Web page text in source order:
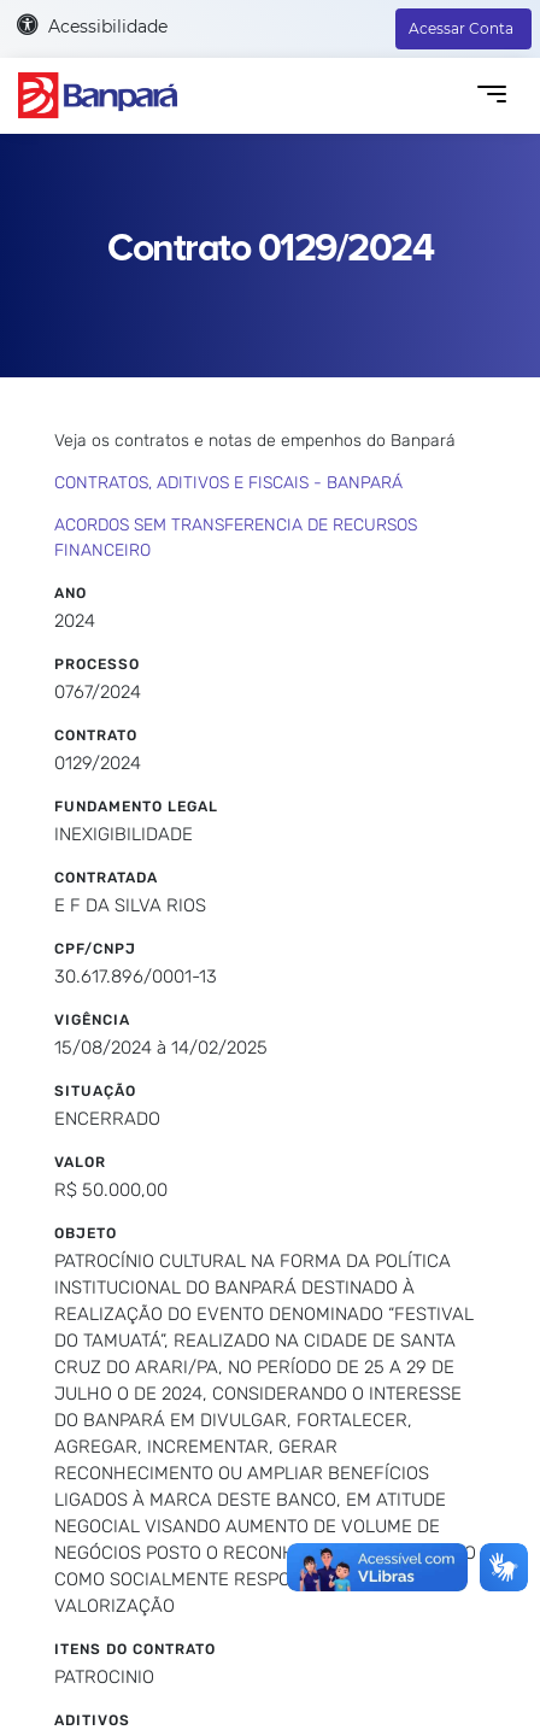
Acessibilidade Acessar Conta
Contrato 0129/2024
Veja os contratos e notas de empenhos do Banpará
CONTRATOS, ADITIVOS E FISCAIS - BANPARÁ
ACORDOS SEM TRANSFERENCIA DE RECURSOS
FINANCEIRO
ANO
2024
PROCESSO
0767/2024
CONTRATO
0129/2024
FUNDAMENTO LEGAL
INEXIGIBILIDADE
CONTRATADA
E F DA SILVA RIOS
CPF/CNPJ
30.617.896/0001-13
VIGÊNCIA
15/08/2024 à 14/02/2025
SITUAÇÃO
ENCERRADO
VALOR
R$ 50.000,00
OBJETO
PATROCÍNIO CULTURAL NA FORMA DA POLÍTICA
INSTITUCIONAL DO BANPARÁ DESTINADO À
REALIZAÇÃO DO EVENTO DENOMINADO “FESTIVAL
DO TAMUATÁ”, REALIZADO NA CIDADE DE SANTA
CRUZ DO ARARI/PA, NO PERÍODO DE 25 A 29 DE
JULHO O DE 2024, CONSIDERANDO O INTERESSE
DO BANPARÁ EM DIVULGAR, FORTALECER,
AGREGAR, INCREMENTAR, GERAR
RECONHECIMENTO OU AMPLIAR BENEFÍCIOS
LIGADOS À MARCA DESTE BANCO, EM ATITUDE
NEGOCIAL VISANDO AUMENTO DE VOLUME DE
NEGÓCIOS POSTO O RECONHECIMENTO DO BANCO
COMO SOCIALMENTE RESPONSÁVEL NA
VALORIZAÇÃO
ITENS DO CONTRATO
PATROCINIO
ADITIVOS